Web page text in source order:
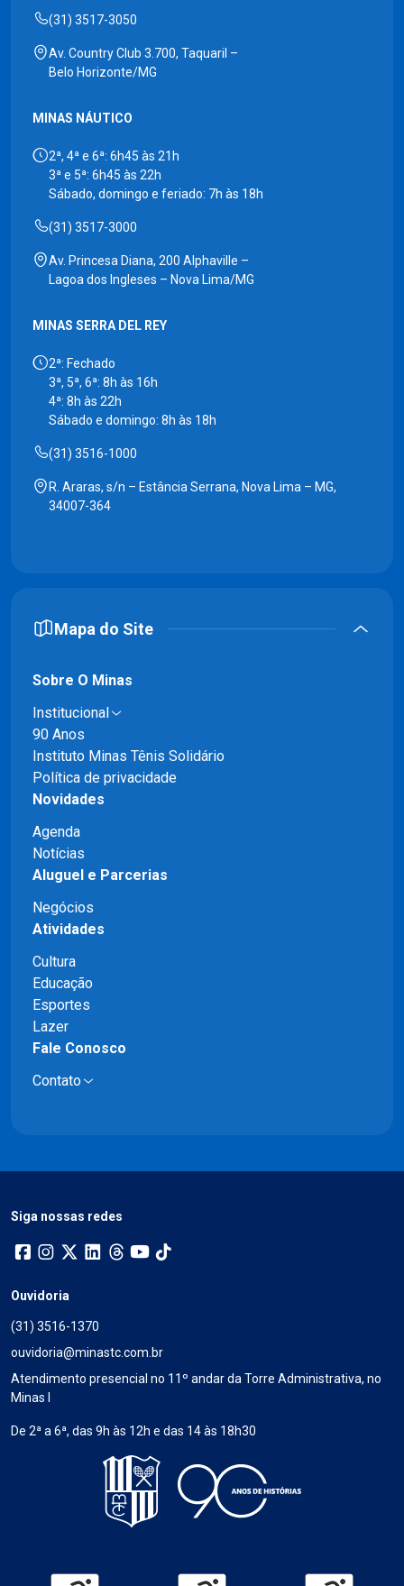
(31) 3517-3050
Av. Country Club 3.700, Taquaril –
Belo Horizonte/MG
MINAS NÁUTICO
2ª, 4ª e 6ª: 6h45 às 21h
3ª e 5ª: 6h45 às 22h
Sábado, domingo e feriado: 7h às 18h
(31) 3517-3000
Av. Princesa Diana, 200 Alphaville –
Lagoa dos Ingleses – Nova Lima/MG
MINAS SERRA DEL REY
2ª: Fechado
3ª, 5ª, 6ª: 8h às 16h
4ª: 8h às 22h
Sábado e domingo: 8h às 18h
(31) 3516-1000
R. Araras, s/n – Estância Serrana, Nova Lima – MG,
34007-364
Mapa do Site
Sobre O Minas
Institucional
90 Anos
Instituto Minas Tênis Solidário
Política de privacidade
Novidades
Agenda
Notícias
Aluguel e Parcerias
Negócios
Atividades
Cultura
Educação
Esportes
Lazer
Fale Conosco
Contato
Siga nossas redes
Ouvidoria
(31) 3516-1370
ouvidoria@minastc.com.br
Atendimento presencial no 11º andar da Torre Administrativa, no
Minas I
De 2ª a 6ª, das 9h às 12h e das 14 às 18h30